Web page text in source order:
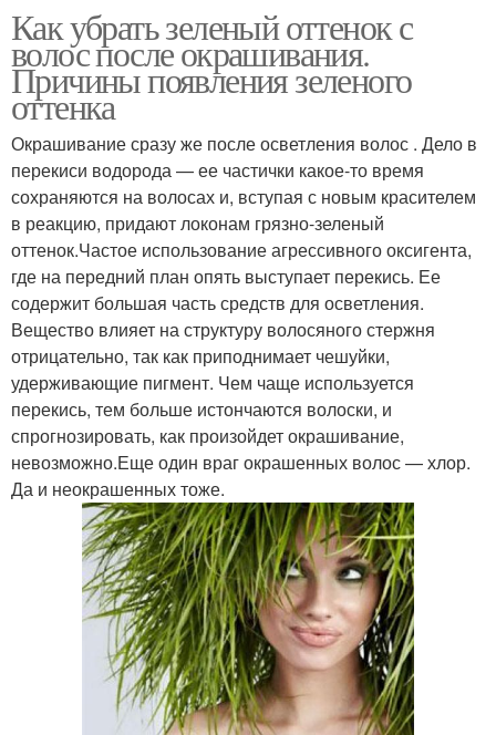
Как убрать зеленый оттенок с
волос после окрашивания.
Причины появления зеленого
оттенка
Окрашивание сразу же после осветления волос . Дело в
перекиси водорода — ее частички какое-то время
сохраняются на волосах и, вступая с новым красителем
в реакцию, придают локонам грязно-зеленый
оттенок.Частое использование агрессивного оксигента,
где на передний план опять выступает перекись. Ее
содержит большая часть средств для осветления.
Вещество влияет на структуру волосяного стержня
отрицательно, так как приподнимает чешуйки,
удерживающие пигмент. Чем чаще используется
перекись, тем больше истончаются волоски, и
спрогнозировать, как произойдет окрашивание,
невозможно.Еще один враг окрашенных волос — хлор.
Да и неокрашенных тоже.